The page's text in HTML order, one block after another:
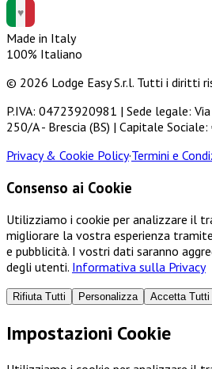
Made in Italy
100% Italiano
© 2026 Lodge Easy S.r.l. Tutti i diritti
P.IVA: 04723920981 | Sede legale:
250/A - Brescia (BS) | Capitale
Privacy & Cookie Policy·Termini e
Consenso ai Cookie
Utilizziamo i cookie per analizzare il
migliorare la vostra esperienza
e pubblicità. I vostri dati saranno
degli utenti. Informativa sulla Privacy
Rifiuta Tutti Personalizza Accetta Tutti
Impostazioni Cookie